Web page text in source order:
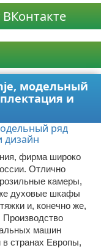
модельный
и
фирма широко
Отлично
камеры,
духовые шкафы
и, конечно же,
машин
в странах Европы,